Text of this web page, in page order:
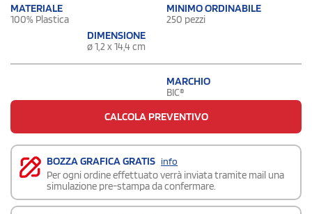
MATERIALE
100% Plastica
MINIMO ORDINABILE
250 pezzi
DIMENSIONE
ø 1,2 x 14,4 cm
MARCHIO
BIC®
CALCOLA PREVENTIVO
BOZZA GRAFICA GRATIS info
Per ogni ordine effettuato verrà inviata tramite mail una
simulazione pre-stampa da confermare.